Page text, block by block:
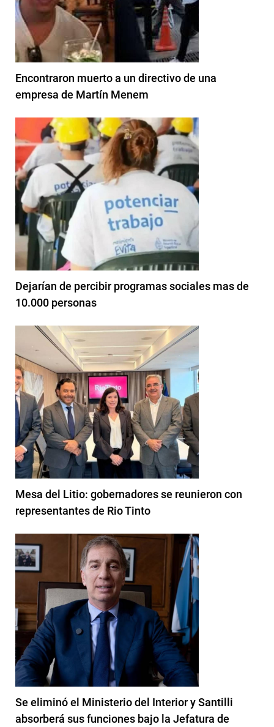
Encontraron muerto a un directivo de una
empresa de Martín Menem
Dejarían de percibir programas sociales mas de
10.000 personas
Mesa del Litio: gobernadores se reunieron con
representantes de Rio Tinto
Se eliminó el Ministerio del Interior y Santilli
absorberá sus funciones bajo la Jefatura de